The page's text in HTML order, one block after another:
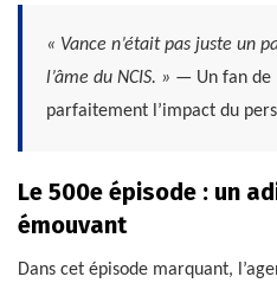
« Vance n’était pas juste un
l’âme du NCIS. » — Un fan de
parfaitement l’impact du
Le 500e épisode : un
émouvant
Dans cet épisode marquant,